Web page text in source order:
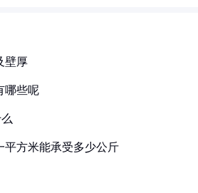
壁厚
哪些呢
平方米能承受多少公斤